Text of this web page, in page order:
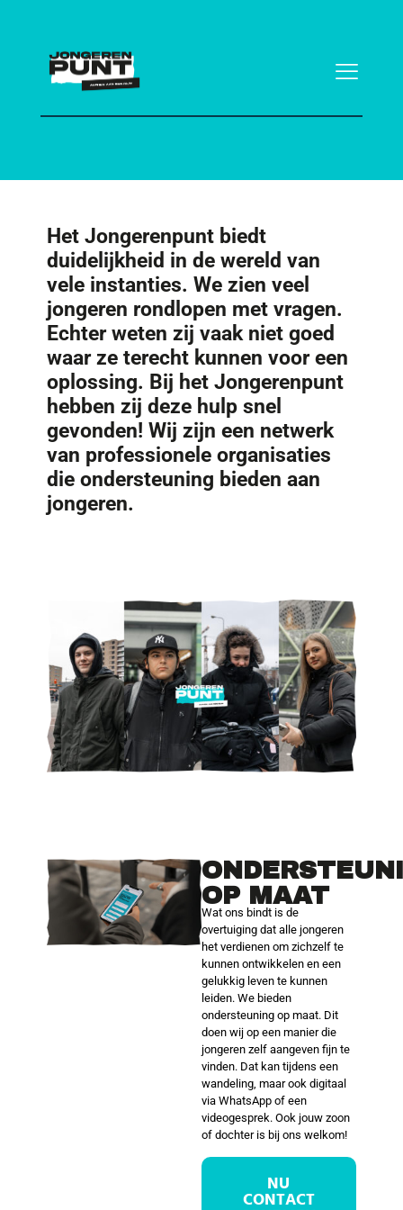
Het Jongerenpunt biedt
duidelijkheid in de wereld van
vele instanties. We zien veel
jongeren rondlopen met vragen.
Echter weten zij vaak niet goed
waar ze terecht kunnen voor een
oplossing. Bij het Jongerenpunt
hebben zij deze hulp snel
gevonden! Wij zijn een netwerk
van professionele organisaties
die ondersteuning bieden aan
jongeren.
OP MAAT
Wat ons bindt is de
overtuiging dat alle jongeren
het verdienen om zichzelf te
kunnen ontwikkelen en een
gelukkig leven te kunnen
leiden. We bieden
ondersteuning op maat. Dit
doen wij op een manier die
jongeren zelf aangeven fijn te
vinden. Dat kan tijdens een
wandeling, maar ook digitaal
via WhatsApp of een
videogesprek. Ook jouw zoon
of dochter is bij ons welkom!
NU
CONTACT